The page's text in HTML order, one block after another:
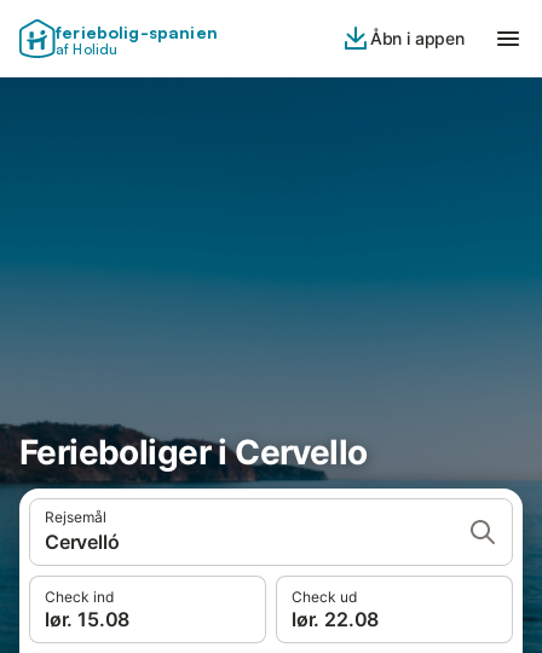
feriebolig-spanien
af Holidu
Åbn i appen
Ferieboliger i Cervello
Rejsemål
Cervelló
Check ind
lør. 15.08
Check ud
lør. 22.08